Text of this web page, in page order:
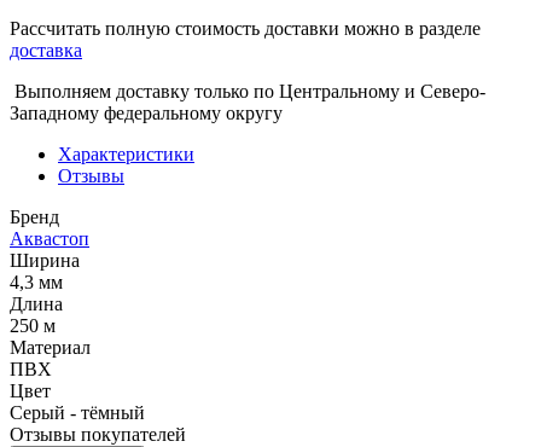
Рассчитать полную стоимость доставки можно в разделе
доставка
Выполняем доставку только по Центральному и Северо-
Западному федеральному округу
Характеристики
Отзывы
Бренд
Аквастоп
Ширина
4,3 мм
Длина
250 м
Материал
ПВХ
Цвет
Серый - тёмный
Отзывы покупателей